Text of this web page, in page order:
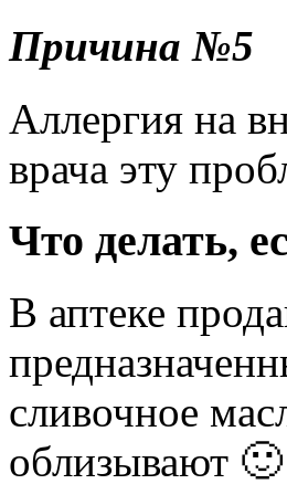
Причина №5
Аллергия на
врача эту
Что делать,
В аптеке
сливочное
облизывают 🙂